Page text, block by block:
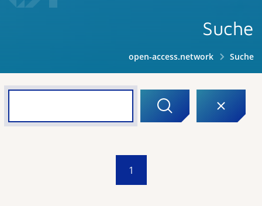
Suche
open-access.network Suche
1